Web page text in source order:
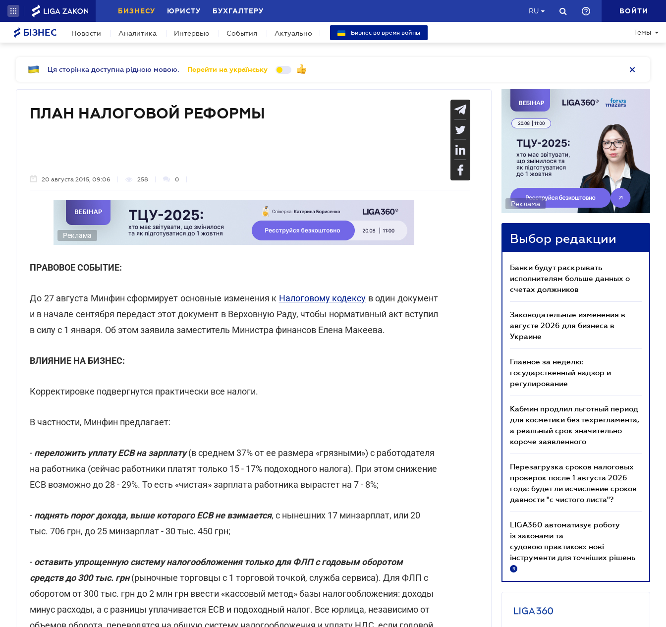
БИЗНЕСУ ЮРИСТУ БУХГАЛТЕРУ RU ВОЙТИ
БІЗНЕС Новости Аналитика Интервью События Актуально Бизнес во время войны Темы
Ця сторінка доступна рідною мовою. Перейти на українську
ПЛАН НАЛОГОВОЙ РЕФОРМЫ
20 августа 2015, 09:06 258 0
Реклама
ПРАВОВОЕ СОБЫТИЕ:
До 27 августа Минфин сформирует основные изменения к Налоговому кодексу в один документ
и в начале сентября передаст этот документ в Верховную Раду, чтобы нормативный акт вступил
в силу с 1 января. Об этом заявила заместитель Министра финансов Елена Макеева.
ВЛИЯНИЕ НА БИЗНЕС:
Корректировке подвергнутся практически все налоги.
В частности, Минфин предлагает:
- переложить уплату ЕСВ на зарплату(в среднем 37% от ее размера «грязными») с работодателя
на работника (сейчас работники платят только 15 - 17% подоходного налога). При этом снижение
ЕСВ возможно до 28 - 29%. То есть «чистая» зарплата работника вырастет на 7 - 8%;
- поднять порог дохода, выше которого ЕСВ не взимается, с нынешних 17 минзарплат, или 20
тыс. 706 грн, до 25 минзарплат - 30 тыс. 450 грн;
- оставить упрощенную систему налогообложения только для ФЛП с годовым оборотом
средств до 300 тыс. грн(рыночные торговцы с 1 торговой точкой, служба сервиса). Для ФЛП с
оборотом от 300 тыс. грн до 2 млн грн ввести «кассовый метод» базы налогообложения: доходы
минус расходы, а с разницы уплачивается ЕСВ и подоходный налог. Все юрлица, независимо от
Реклама
Выбор редакции
Банки будут раскрывать
исполнителям больше данных о
счетах должников
Законодательные изменения в
августе 2026 для бизнеса в
Украине
Главное за неделю:
государственный надзор и
регулирование
Кабмин продлил льготный период
для косметики без техрегламента,
а реальный срок значительно
короче заявленного
Перезагрузка сроков налоговых
проверок после 1 августа 2026
года: будет ли исчисление сроков
давности "с чистого листа"?
LIGA360 автоматизує роботу
із законами та
судовою практикою: нові
інструменти для точніших рішень
R